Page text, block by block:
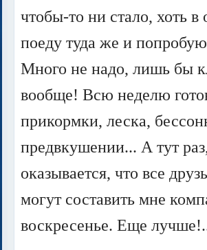
чтобы-то ни стало, хоть в
поеду туда же и
Много не надо, лишь бы
вообще! Всю неделю
прикормки, леска,
предвкушении... А тут
оказывается, что все
могут составить мне
воскресенье. Еще